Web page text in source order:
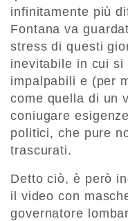
infinitamente più
Fontana va
stress di questi
inevitabile in cui si
impalpabili e (per
come quella di un
coniugare
politici, che pure
trascurati.
Detto ciò, è però
il video con
governatore